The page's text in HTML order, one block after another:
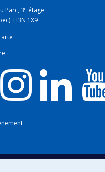
Parc, 3e étage
H3N 1X9